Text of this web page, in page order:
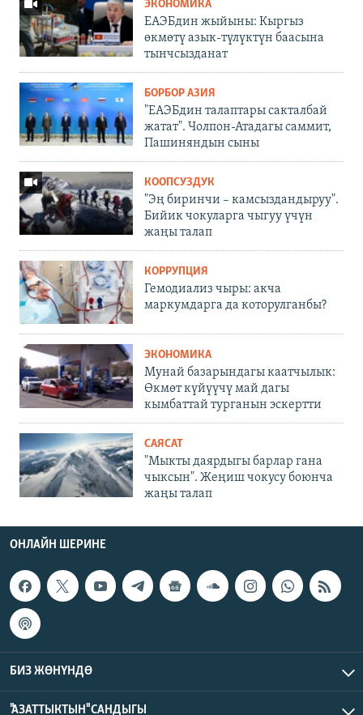
ЭКОНОМИКА
ЕАЭБдин жыйыны: Кыргыз
өкмөтү азык-түлүктүн баасына
тынчсызданат
БОРБОР АЗИЯ
"ЕАЭБдин талаптары сакталбай
жатат". Чолпон-Атадагы саммит,
Пашиняндын сыны
КООПСУЗДУК
"Эң биринчи – камсыздандыруу".
Бийик чокуларга чыгуу үчүн
жаңы талап
КОРРУПЦИЯ
Гемодиализ чыры: акча
маркумдарга да которулганбы?
ЭКОНОМИКА
Мунай базарындагы каатчылык:
Өкмөт күйүүчү май дагы
кымбаттай турганын эскертти
САЯСАТ
"Мыкты даярдыгы барлар гана
чыксын". Жеңиш чокусу боюнча
жаңы талап
ОНЛАЙН ШЕРИНЕ
БИЗ ЖӨНҮНДӨ
"АЗАТТЫКТЫН" САНДЫГЫ